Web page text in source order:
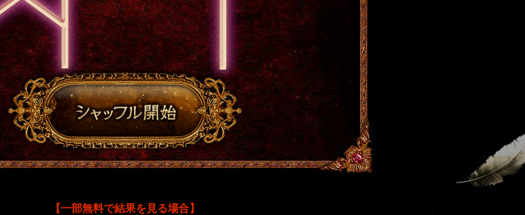
【一部無料で結果を見る場合】